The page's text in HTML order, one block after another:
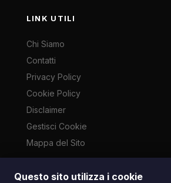
Questo sito utilizza i cookie
LINK UTILI
Chi Siamo
Contatti
Privacy Policy
Cookie Policy
Disclaimer
Gestisci Cookie
Mappa del Sito